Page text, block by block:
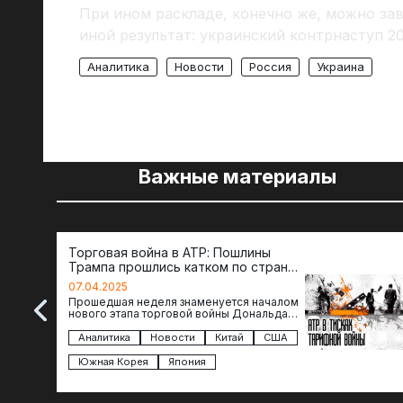
При ином раскладе, конечно же, можно
иной результат: украинский контрнаступ
Аналитика Новости Россия Украина
Важные материалы
Торговая война в АТР: Пошлины
Трампа прошлись катком по странам
региона
07.04.2025
Прошедшая неделя знаменуется началом
нового этапа торговой войны Дональда
импорта из более 100 стран…
Аналитика Новости Китай
США
Южная Корея
Япония